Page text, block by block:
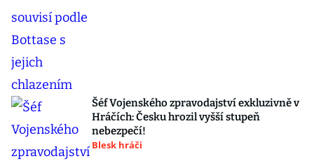
Šéf Vojenského zpravodajství exkluzivně v
Hráčích: Česku hrozil vyšší stupeň
nebezpečí!
Blesk hráči